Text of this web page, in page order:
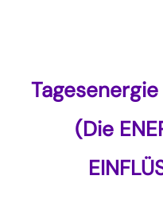
(Die